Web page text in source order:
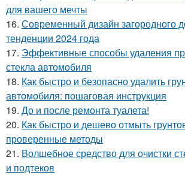
для вашего мечты
16. Современный дизайн загородного
тенденции 2024 года
17. Эффективные способы удаления
стекла автомобиля
18. Как быстро и безопасно удалить
автомобиля: пошаговая инструкция
19. До и после ремонта туалета!
20. Как быстро и дешево отмыть
проверенные методы
21. Волшебное средство для очистки
и подтеков